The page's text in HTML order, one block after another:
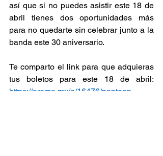
así que si no puedes asistir este 18 de
abril tienes dos oportunidades más
para no quedarte sin celebrar junto a la
banda este 30 aniversario.
Te comparto el link para que adquieras
https://arema.mx/e/16476/panteon-